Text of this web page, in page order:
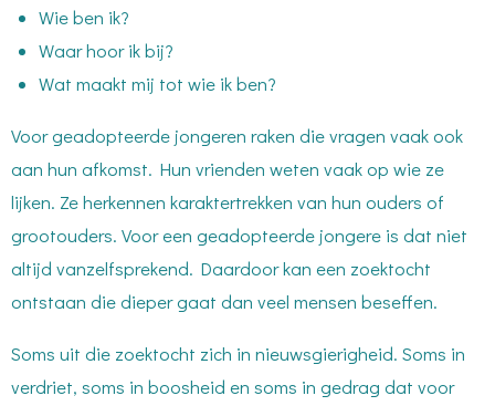
Wie ben ik?
Waar hoor ik bij?
Wat maakt mij tot wie ik ben?
Voor geadopteerde jongeren raken die vragen vaak ook
aan hun afkomst. Hun vrienden weten vaak op wie ze
lijken. Ze herkennen karaktertrekken van hun ouders of
grootouders. Voor een geadopteerde jongere is dat niet
altijd vanzelfsprekend. Daardoor kan een zoektocht
ontstaan die dieper gaat dan veel mensen beseffen.
Soms uit die zoektocht zich in nieuwsgierigheid. Soms in
verdriet, soms in boosheid en soms in gedrag dat voor